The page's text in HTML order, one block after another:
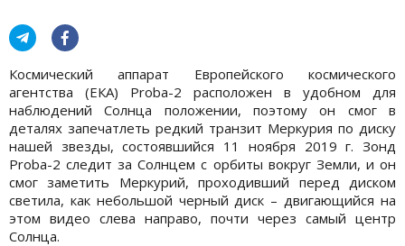
Космический аппарат Европейского космического
агентства (ЕКА) Proba-2 расположен в удобном для
наблюдений Солнца положении, поэтому он смог в
деталях запечатлеть редкий транзит Меркурия по диску
нашей звезды, состоявшийся 11 ноября 2019 г. Зонд
Proba-2 следит за Солнцем с орбиты вокруг Земли, и он
смог заметить Меркурий, проходивший перед диском
светила, как небольшой черный диск – двигающийся на
этом видео слева направо, почти через самый центр
Солнца.